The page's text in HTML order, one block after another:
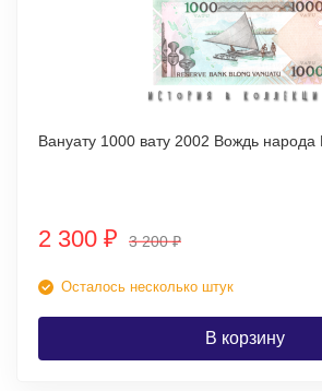
2 300 ₽ 3 200₽
Осталось несколько штук
В корзину